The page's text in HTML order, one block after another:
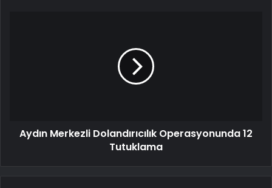
Aydın Merkezli Dolandırıcılık Operasyonunda 12
Tutuklama